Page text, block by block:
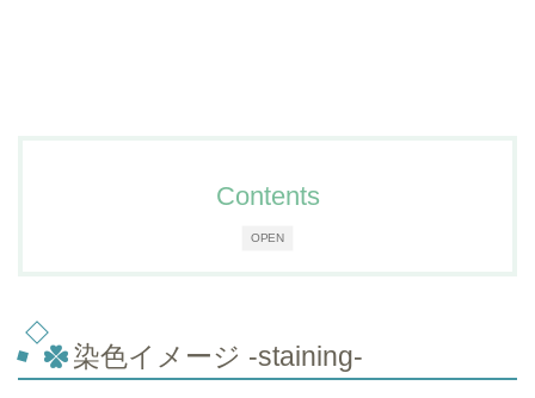
OPEN
Contents
染色イメージ -staining-